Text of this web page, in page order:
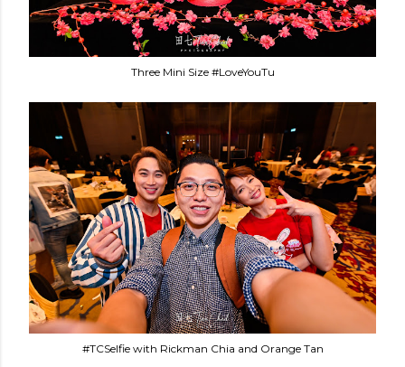
Three Mini Size #LoveYouTu
#TCSelfie with Rickman Chia and Orange Tan